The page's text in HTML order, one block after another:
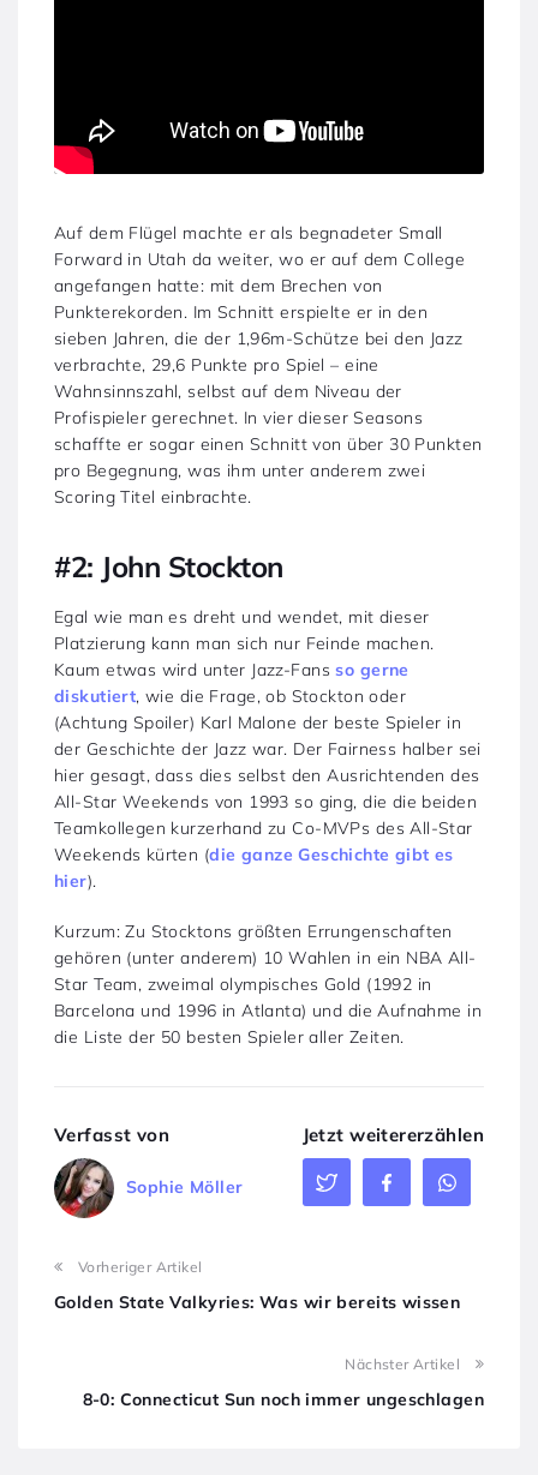
Auf dem Flügel machte er als begnadeter Small
Forward in Utah da weiter, wo er auf dem College
angefangen hatte: mit dem Brechen von
Punkterekorden. Im Schnitt erspielte er in den
sieben Jahren, die der 1,96m-Schütze bei den Jazz
verbrachte, 29,6 Punkte pro Spiel – eine
Wahnsinnszahl, selbst auf dem Niveau der
Profispieler gerechnet. In vier dieser Seasons
schaffte er sogar einen Schnitt von über 30 Punkten
pro Begegnung, was ihm unter anderem zwei
Scoring Titel einbrachte.
#2: John Stockton
Egal wie man es dreht und wendet, mit dieser
Platzierung kann man sich nur Feinde machen.
Kaum etwas wird unter Jazz-Fansso gerne
diskutiert, wie die Frage, ob Stockton oder
(Achtung Spoiler) Karl Malone der beste Spieler in
der Geschichte der Jazz war. Der Fairness halber sei
hier gesagt, dass dies selbst den Ausrichtenden des
All-Star Weekends von 1993 so ging, die die beiden
Teamkollegen kurzerhand zu Co-MVPs des All-Star
Weekends kürten (die ganze Geschichte gibt es
hier).
Kurzum: Zu Stocktons größten Errungenschaften
gehören (unter anderem) 10 Wahlen in ein NBA All-
Star Team, zweimal olympisches Gold (1992 in
Barcelona und 1996 in Atlanta) und die Aufnahme in
die Liste der 50 besten Spieler aller Zeiten.
Verfasst von
Sophie Möller
Jetzt weitererzählen
Vorheriger Artikel
Golden State Valkyries: Was wir bereits wissen
Nächster Artikel
8-0: Connecticut Sun noch immer ungeschlagen